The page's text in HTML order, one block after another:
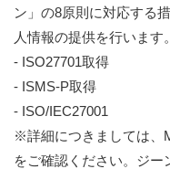
ン」の8原則に対応する
人情報の提供を行います。
- ISO27701取得
- ISMS-P取得
- ISO/IEC27001
※詳細につきましては、
をご確認ください。ジ